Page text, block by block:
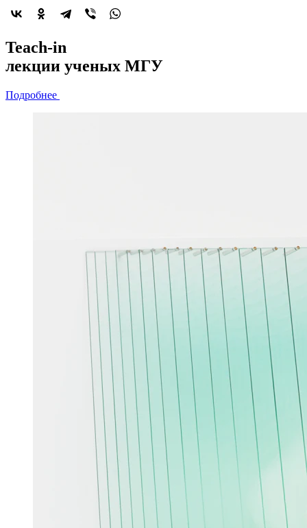
2022-й год
объявленгодом минералогии
Подробнее
Teach-in
лекции ученых МГУ
Подробнее